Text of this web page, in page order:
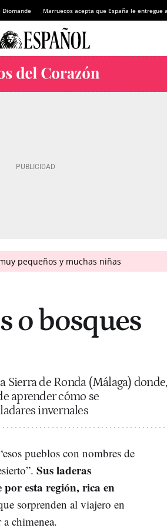
Diomande Marruecos acepta que España le entregue
pequeños y muchas niñas
o bosques
Sierra de Ronda (Málaga) donde,
aprender cómo se
invernales
pueblos con nombres de
Sus laderas
esta región, rica en
sorprenden al viajero en
chimenea.